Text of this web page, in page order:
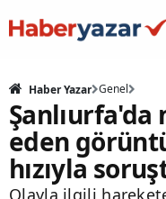
Haber Yazar Genel
Şanlıurfa'da
eden
hızıyla
Olayla ilgili